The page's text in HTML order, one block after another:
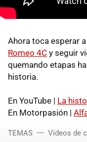
Ahora toca esperar
Romeo 4C y seguir
quemando etapas
historia.
En YouTube | La
En Motorpasión |
TEMAS Vídeos de